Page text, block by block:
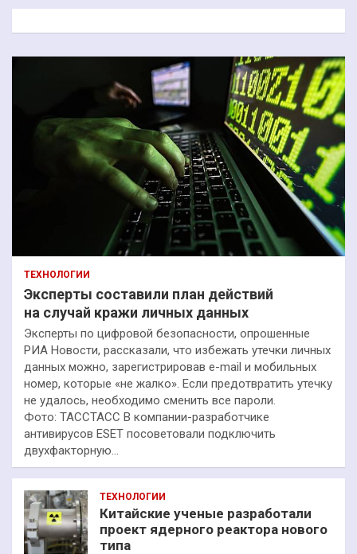
к
ТЕХНОЛОГИИ
Эксперты составили план действий
на случай кражи личных данных
Эксперты по цифровой безопасности, опрошенные
РИА Новости, рассказали, что избежать утечки личных
данных можно, зарегистрировав e-mail и мобильных
номер, которые «не жалко». Если предотвратить утечку
не удалось, необходимо сменить все пароли.
Фото: ТАССТАСС В компании-разработчике
антивирусов ESET посоветовали подключить
двухфакторную…
ТЕХНОЛОГИИ
Китайские ученые разработали
проект ядерного реактора нового
типа